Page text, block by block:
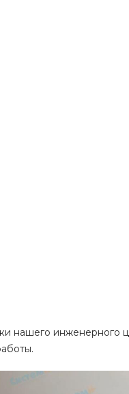
нашего инженерного